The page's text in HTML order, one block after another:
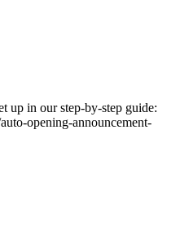
up in our step-by-step guide:
opening-announcement-